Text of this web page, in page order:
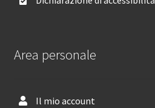
Area personale
Il mio account